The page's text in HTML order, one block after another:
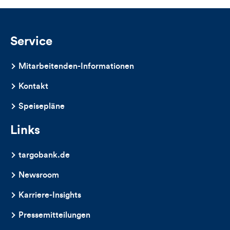
Kommentare
dieses
Artikels
Service
Mitarbeitenden-Informationen
Kontakt
Speisepläne
Links
targobank.de
Newsroom
Karriere-Insights
Pressemitteilungen